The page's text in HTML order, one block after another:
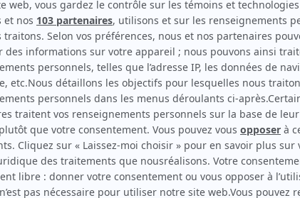
7 jours, lors de la première du filmLes
il tient un petit rôle.
avril dernier.
C’était mon frère le plus vieux. Je suis le plus
est tous en train de vieillir. Mon frère Paul,
Mon amour du sport me vient de lui. Il m’a
au canot. Je garde de beaux souvenirs de ces